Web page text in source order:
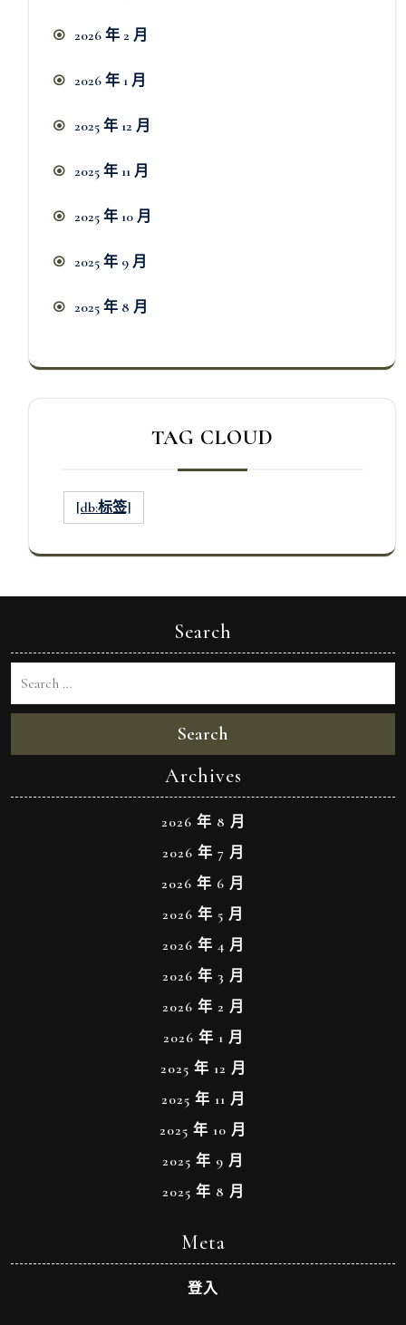
2026 年 2 月
2026 年 1 月
2025 年 12 月
2025 年 11 月
2025 年 10 月
2025 年 9 月
2025 年 8 月
TAG CLOUD
[db:标签]
Search
Search
Archives
2026 年 8 月
2026 年 7 月
2026 年 6 月
2026 年 5 月
2026 年 4 月
2026 年 3 月
2026 年 2 月
2026 年 1 月
2025 年 12 月
2025 年 11 月
2025 年 10 月
2025 年 9 月
2025 年 8 月
Meta
登入